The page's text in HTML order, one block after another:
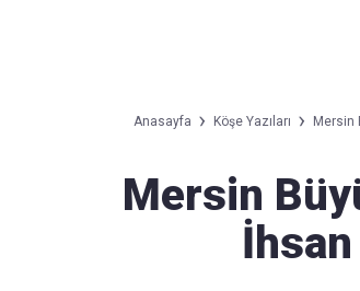
Favori mecralarınızda
Anasayfa Köşe Yazıları Mersin
Mersin